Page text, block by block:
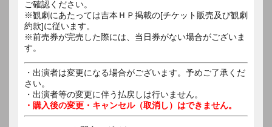
ご確認ください。
※観劇にあたっては吉本ＨＰ掲載の[チケット販売及び観劇
約款]に従います。
※前売券が完売した際には、当日券がない場合がございま
す。
・出演者は変更になる場合がございます。予めご了承くだ
さい。
・出演者等の変更に伴う払戻しは行いません。
・購入後の変更・キャンセル（取消し）はできません。